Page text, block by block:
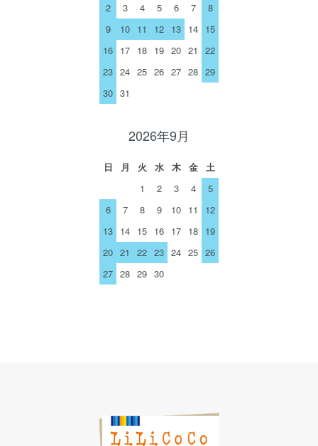
2
3 4 5 6 7
8
9
10 11 12 13 14 15
16 17 18 19 20 21
22
23 24 25 26 27 28 29
30 31
2026年9月
日 月 火 水 木 金
土
1
2 3 4
5
6
7 8 9 10 11
12
13 14 15 16 17 18 19
20 21 22 23 24 25 26
27 28 29 30